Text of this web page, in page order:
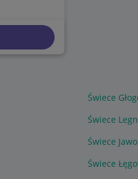
Świece
Świece
Świece
Świece